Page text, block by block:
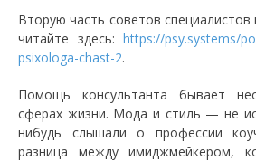
Вторую часть советов
читайте здесь: https://psy.systems/
psixologa-chast-2.
Помощь консультанта бывает
сферах жизни. Мода и стиль — не
нибудь слышали о профессии
разница между имиджмейкером,